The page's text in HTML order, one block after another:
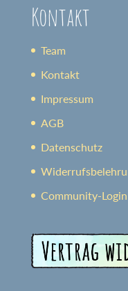
Kontakt
Team
Kontakt
Impressum
AGB
Datenschutz
Community-Login